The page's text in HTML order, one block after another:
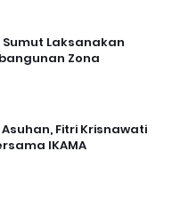
Sumut Laksanakan
Zona
Fitri Krisnawati
IKAMA